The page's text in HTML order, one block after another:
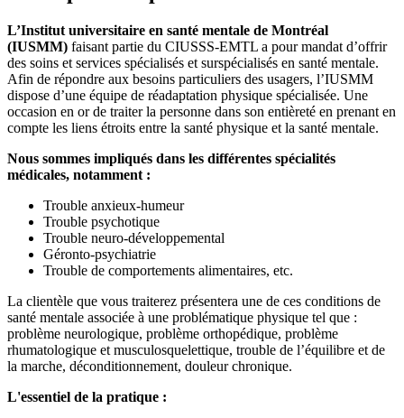
L’Institut universitaire en santé mentale de Montréal
(IUSMM) faisant partie du CIUSSS-EMTL a pour mandat d’offrir
des soins et services spécialisés et surspécialisés en santé mentale.
Afin de répondre aux besoins particuliers des usagers, l’IUSMM
dispose d’une équipe de réadaptation physique spécialisée. Une
occasion en or de traiter la personne dans son entièreté en prenant en
compte les liens étroits entre la santé physique et la santé mentale.
Nous sommes impliqués dans les différentes spécialités
médicales, notamment :
Trouble anxieux-humeur
Trouble psychotique
Trouble neuro-développemental
Géronto-psychiatrie
Trouble de comportements alimentaires, etc.
La clientèle que vous traiterez présentera une de ces conditions de
santé mentale associée à une problématique physique tel que :
problème neurologique, problème orthopédique, problème
rhumatologique et musculosquelettique, trouble de l’équilibre et de
la marche, déconditionnement, douleur chronique.
L'essentiel de la pratique :